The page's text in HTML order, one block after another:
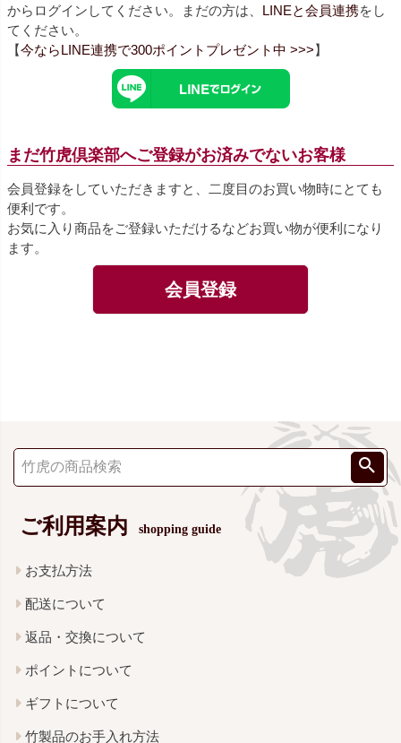
からログインしてください。まだの方は、 LINEと会員連携をし
てください。
【今ならLINE連携で300ポイントプレゼント中 >>>】
まだ竹虎倶楽部へご登録がお済みでないお客様
会員登録をしていただきますと、二度目のお買い物時にとても
便利です。
お気に入り商品をご登録いただけるなどお買い物が便利になり
ます。
会員登録
ご利用案内 shopping guide
お支払方法
配送について
返品・交換について
ポイントについて
ギフトについて
竹製品のお手入れ方法